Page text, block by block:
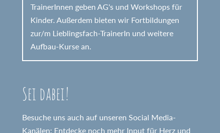
TrainerInnen geben AG's und Workshops für
Kinder. Außerdem bieten wir Fortbildungen
zur/m Lieblingsfach-TrainerIn und weitere
Aufbau-Kurse an.
Sei dabei!
Besuche uns auch auf unseren Social Media-
Kanälen: Entdecke noch mehr Input für Herz und